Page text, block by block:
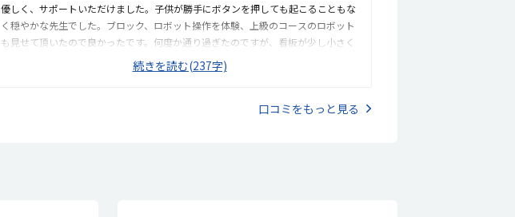
優しく、サポートいただけました。子供が勝手にボタンを押しても起こることもな
く穏やかな先生でした。ブロック、ロボット操作を体験、上級のコースのロボット
も見せて頂いたので良かったです。何度か通り過ぎたのですが、看板が少し小さく
見落としがちなので、もう少し工夫しても良いかなと思ったアットホームで自宅マ
ンションの一室のような感じで、机の上にパソコンが置かれていてサンプルな感じ
続きを読む(237字)
口コミをもっと見る